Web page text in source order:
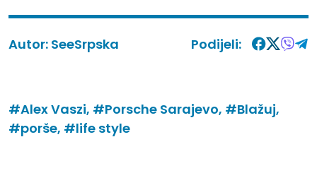
Autor: SeeSrpska Podijeli:
#Alex Vaszi, #Porsche Sarajevo, #Blažuj,
#porše, #life style